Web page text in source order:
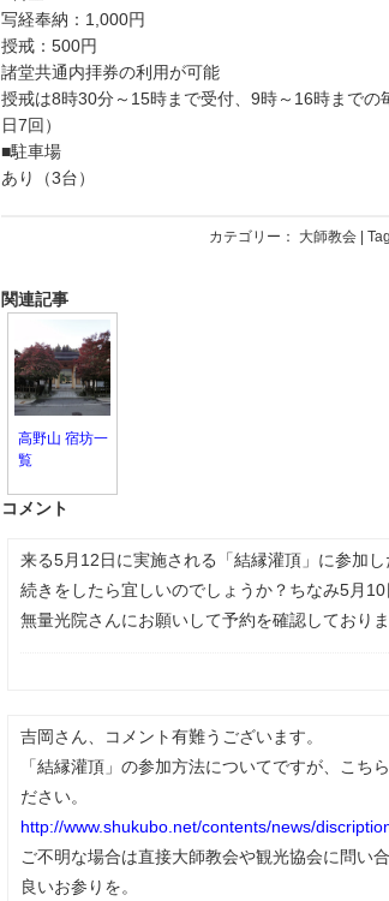
写経奉納：1,000円
授戒：500円
諸堂共通内拝券の利用が可能
授戒は8時30分～15時まで受付、9時～16時までの
日7回）
■駐車場
あり（3台）
カテゴリー： 大師教会 |
関連記事
高野山 宿坊一
覧
コメント
来る5月12日に実施される「結縁灌頂」に参加
続きをしたら宜しいのでしょうか？ちなみ5月
無量光院さんにお願いして予約を確認しておりま
吉岡さん、コメント有難うございます。
「結縁灌頂」の参加方法についてですが、こち
ださい。
http://www.shukubo.net/contents/news/
ご不明な場合は直接大師教会や観光協会に問い
良いお参りを。